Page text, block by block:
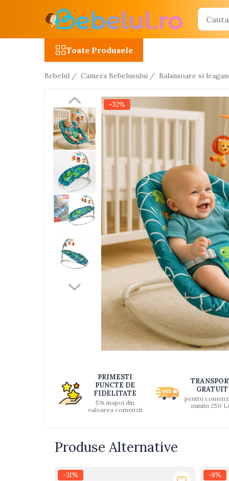
Masinute R/C
Avioane si elicoptere R/C
Camioane R/C
Utilaje constructii R/C
Interactive, educative si muzicale
Saltelute si centre de activitati
Table desen copii
Caluti balansoar
Toate Produsele
Bebelul / Camera Bebelusului / Balansoare si
-32%
PRIMESTI
PUNCTE DE
FIDELITATE
5% inapoi din
valoarea comenzii
GRATUIT
pentru
minim 250
Produse Alternative
-31% -8%